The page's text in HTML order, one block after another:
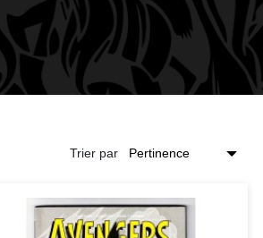
Trier par